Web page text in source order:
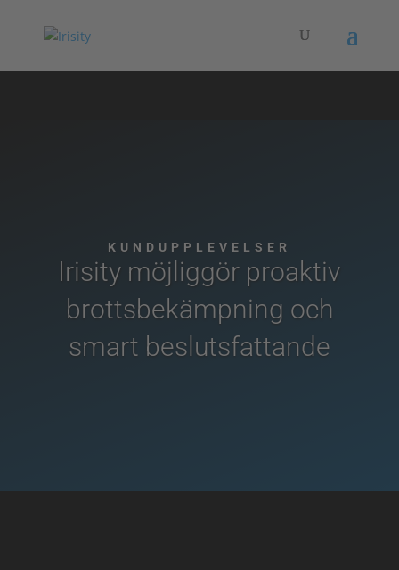
KUNDUPPLEVELSER
Irisity möjliggör proaktiv
brottsbekämpning och
smart beslutsfattande